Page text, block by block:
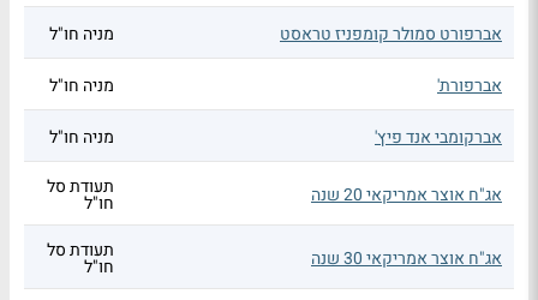
אברפורט סמולר קומפניז טראסט מניה חו"ל
אברפורת' מניה חו"ל
אברקומבי אנד פיץ' מניה חו"ל
אג"ח אוצר אמריקאי 20 שנה תעודת סל
חו"ל
אג"ח אוצר אמריקאי 30 שנה תעודת סל
חו"ל